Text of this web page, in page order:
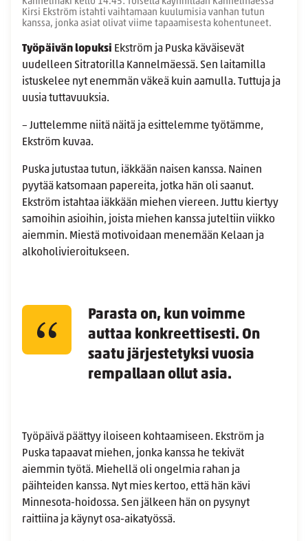
Kirsi Ekström istahti vaihtamaan kuulumisia vanhan tutun
kanssa, jonka asiat olivat viime tapaamisesta kohentuneet.
Työpäivän lopuksi Ekström ja Puska käväisevät
uudelleen Sitratorilla Kannelmäessä. Sen laitamilla
istuskelee nyt enemmän väkeä kuin aamulla. Tuttuja ja
uusia tuttavuuksia.
– Juttelemme niitä näitä ja esittelemme työtämme,
Ekström kuvaa.
Puska jutustaa tutun, iäkkään naisen kanssa. Nainen
pyytää katsomaan papereita, jotka hän oli saanut.
Ekström istahtaa iäkkään miehen viereen. Juttu kiertyy
samoihin asioihin, joista miehen kanssa juteltiin viikko
aiemmin. Miestä motivoidaan menemään Kelaan ja
alkoholivieroitukseen.
Parasta on, kun voimme
auttaa konkreettisesti. On
saatu järjestetyksi vuosia
rempallaan ollut asia.
Työpäivä päättyy iloiseen kohtaamiseen. Ekström ja
Puska tapaavat miehen, jonka kanssa he tekivät
aiemmin työtä. Miehellä oli ongelmia rahan ja
päihteiden kanssa. Nyt mies kertoo, että hän kävi
Minnesota-hoidossa. Sen jälkeen hän on pysynyt
raittiina ja käynyt osa-aikatyössä.